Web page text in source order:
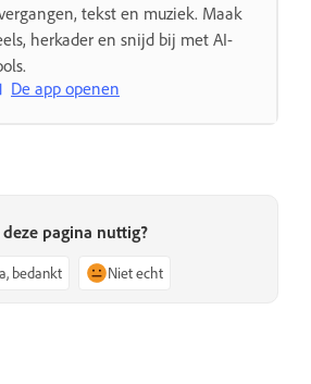
tekst en muziek. Maak
herkader en snijd bij met AI-
De app openen
deze pagina nuttig?
bedankt Niet echt